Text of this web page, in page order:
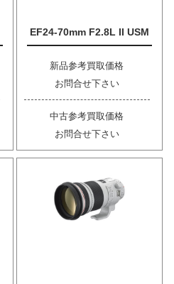
EF24-70mm F2.8L II USM
新品参考買取価格
お問合せ下さい
中古参考買取価格
お問合せ下さい